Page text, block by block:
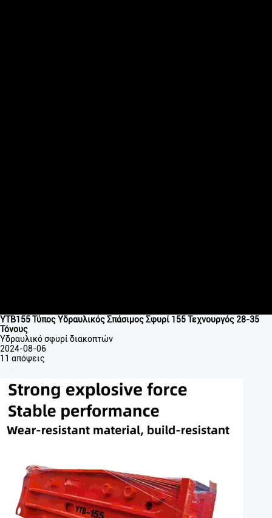
ΥΤΒ155 Τύπος Υδραυλικός Σπάσιμος Σφυρί 155 Τεχνουργός 28-35
Τόνους
Υδραυλικό σφυρί διακοπτών
2024-08-06
11 απόψεις